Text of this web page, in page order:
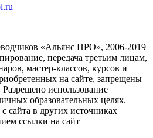
«Альянс ПРО», 2006-2019
передача третьим лицам,
мастер-классов, курсов и
на сайте, запрещены
использование
образовательных целях.
в других источниках
ссылки на сайт